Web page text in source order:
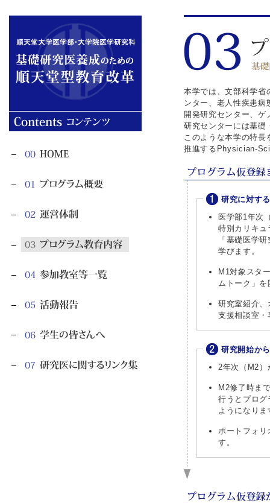
本学では、文部科学省
ンター、老人性疾患
開発研究センター、
研究センターには基礎
このような本学の特
推進するPhysician-
研究に対す
医学部1年次
特別カリキ
「基礎医学
学びます。
M1対象スタ
ムトーク」
研究室紹介
支援相談室
研究開始か
2年次（M2）
M2修了時ま
行うとプロ
ようになりま
ポートフォ
す。